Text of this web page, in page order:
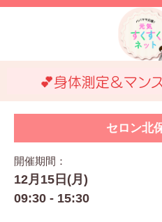
💕身体測定＆マン
セロン北
開催期間：
12月15日(月)
09:30 - 15:30